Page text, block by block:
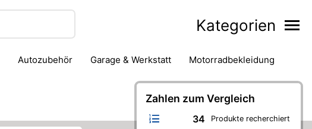
Kategorien
Autozubehör Garage & Werkstatt
Motorradbekleidung
Zahlen zum Vergleich
34 Produkte recherchiert